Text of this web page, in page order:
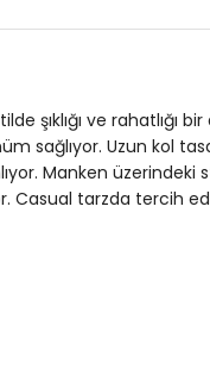
şıklığı ve rahatlığı
sağlıyor. Uzun kol
Manken üzerindeki
tarzda tercih edilen